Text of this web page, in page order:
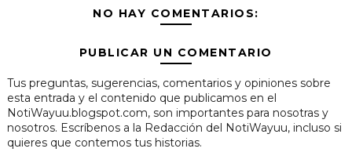
NO HAY COMENTARIOS:
PUBLICAR UN COMENTARIO
Tus preguntas, sugerencias, comentarios y opiniones sobre
esta entrada y el contenido que publicamos en el
NotiWayuu.blogspot.com, son importantes para nosotras y
nosotros. Escríbenos a la Redacción del NotiWayuu, incluso si
quieres que contemos tus historias.